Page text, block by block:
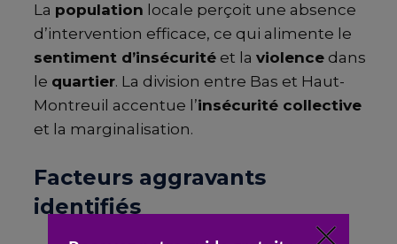
La population locale perçoit une absence
d’intervention efficace, ce qui alimente le
sentiment d’insécurité et la violence dans
le quartier. La division entre Bas et Haut-
Montreuil accentue l’insécurité collective
et la marginalisation.
Facteurs aggravants
identifiés